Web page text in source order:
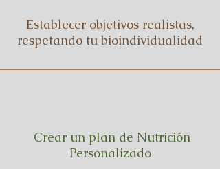
Establecer objetivos realistas,
respetando tu bioindividualidad
Crear un plan de Nutrición
Personalizado